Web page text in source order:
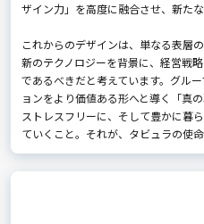
ザイン力」を高度に融合させ、新た
これからのデザインは、単なる表層
新のテクノロジーを背景に、経営戦
であるべきだと考えています。グル
ョンをより価値ある形へと導く「真
ストレスフリーに、そして豊かに暮
ていくこと。それが、タビュラの使